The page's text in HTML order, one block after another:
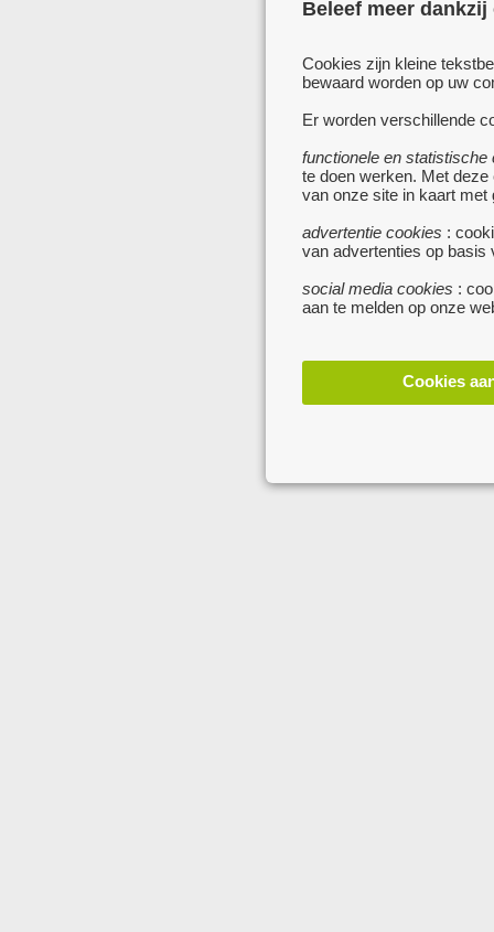
Beleef meer
Cookies zijn kleine
bewaard worden op uw
Er worden verschillende
functionele en statistische
te doen werken. Met
van onze site in kaart met
advertentie cookies :
van advertenties op basis
social media cookies :
aan te melden op onze
Cookies